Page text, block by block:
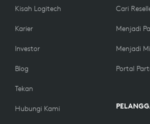
Kisah Logitech
Karier
Investor
Blog
Tekan
Hubungi Kami
Cari
Menjadi
Menjadi
Portal